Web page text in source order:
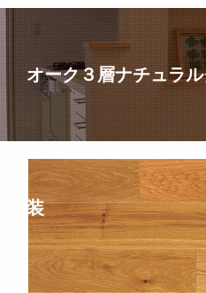
オーク３層ナチュラ
装